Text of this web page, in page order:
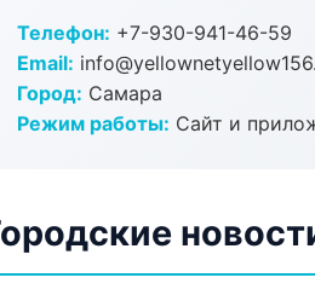
Телефон: +7-930-941-46-59
Email:
Город: Самара
Режим работы: Сайт и